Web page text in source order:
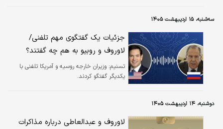
سه‌شنبه، ۱۵ اردیبهشت ۱۴۰۵
جزئیات یک گفتگوی مهم تلفنی/
لاوروف و روبیو به هم چه گفتند؟
تسنیم: وزیران خارجه روسیه و آمریکا تلفنی با
یکدیگر گفتگو کردند.
دوشنبه، ۱۴ اردیبهشت ۱۴۰۵
لاوروف و عبدالعاطی درباره مذاکرات